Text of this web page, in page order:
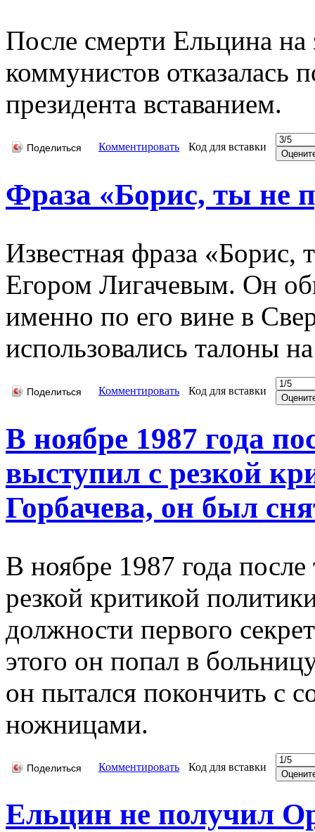
После смерти Ельцина
коммунистов отказалась
президента вставанием.
Поделиться Комментировать Код для вставки
Фраза «Борис, ты не
Известная фраза «Борис,
Егором Лигачевым. Он
именно по его вине в
использовались талоны
Поделиться Комментировать Код для вставки
В ноябре 1987 года
выступил с резкой
Горбачева, он был
В ноябре 1987 года
резкой критикой
должности первого
этого он попал в
он пытался покончить с
ножницами.
Поделиться Комментировать Код для вставки
Ельцин не получил